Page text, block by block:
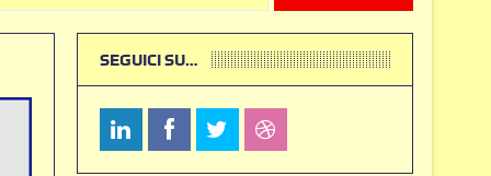
SEGUICI SU…